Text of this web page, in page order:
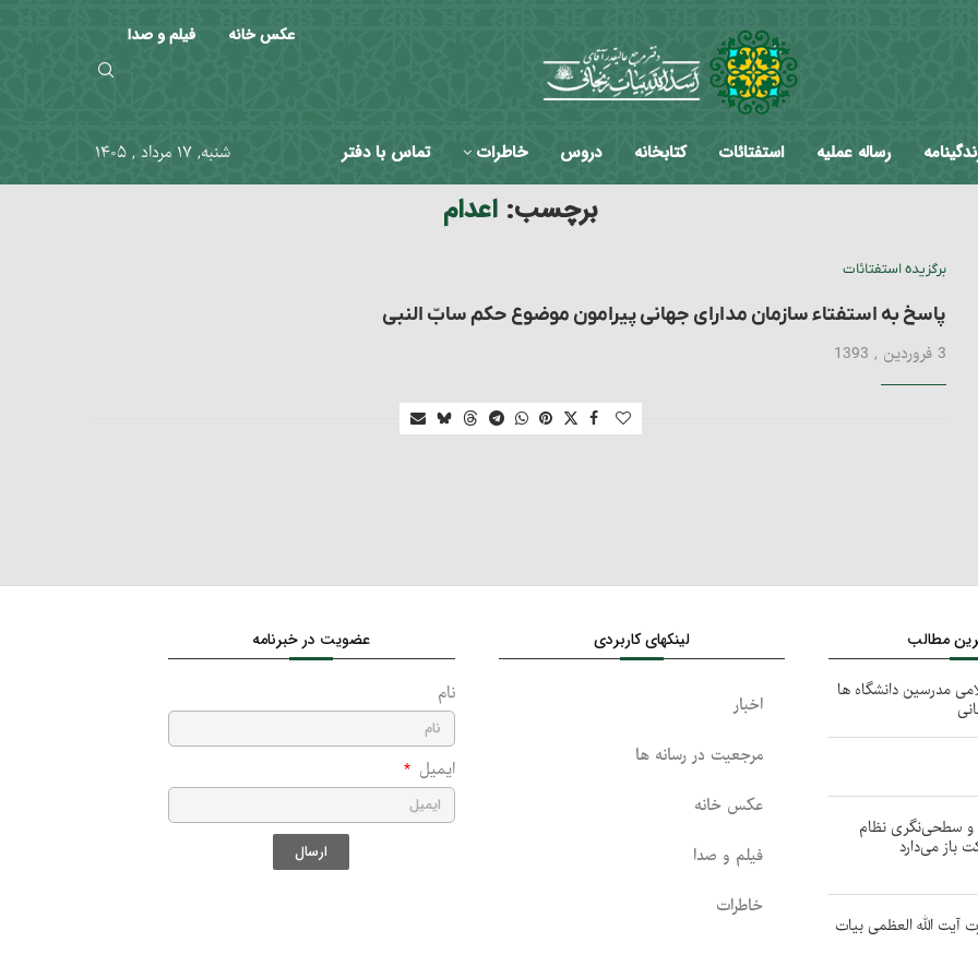
عکس خانه فیلم و صدا
رساله عملیه استفتائات کتابخانه دروس خاطرات تماس با دفتر شنبه, ۱۷ مرداد , ۱۴۰۵
برچسب: اعدام
برگزیده استفتائات
پاسخ به استفتاء سازمان مدارای جهانی پیرامون موضوع حکم سابّ النبی
3 فروردین , 1393
مطالب
مدرسین دانشگاه ها
و سطحی‌نگری نظام
باز می‌دارد
آیت الله العظمی بیات
لینکهای کاربردی
اخبار
مرجعیت در رسانه ها
عکس خانه
فیلم و صدا
خاطرات
عضویت در خبرنامه
نام
ایمیل
ارسال